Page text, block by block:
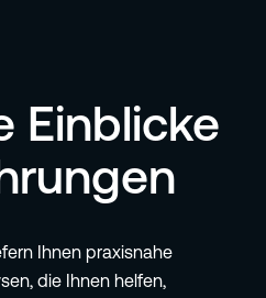
Einblicke
Ihnen praxisnahe
die Ihnen helfen,